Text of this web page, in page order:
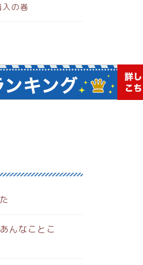
の巻
んなことこ